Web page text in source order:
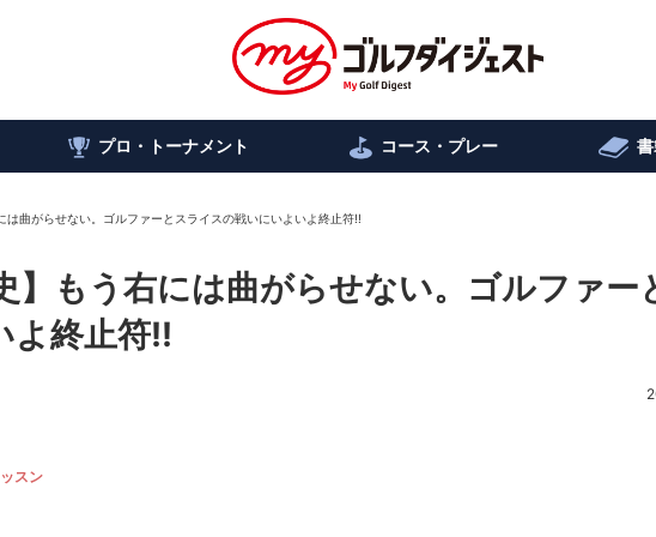
プロ・トーナメント コース・プレー
は曲がらせない。ゴルファーとスライスの戦いにいよいよ終止符!!
】もう右には曲がらせない。ゴルファー
よ終止符!!
スン